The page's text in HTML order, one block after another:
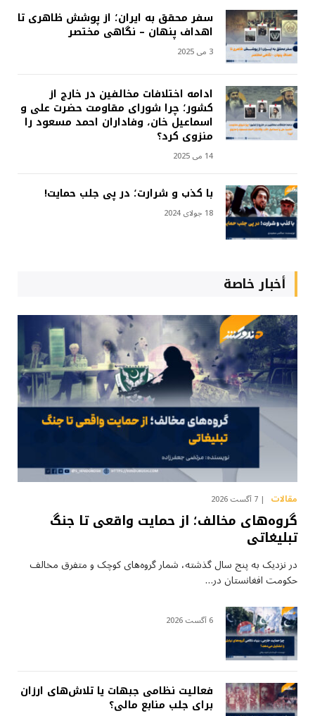
سفر محقق به ایران؛ از پوشش ظاهری تا
اهداف پنهان – نگاهی مختصر
3 می 2025
ادامه اختلافات مخالفین در خارج از
کشور؛ چرا شورای مقاومت حضرت علی و
اسماعیل خان، وفاداران احمد مسعود را
منزوی کرد؟
14 می 2025
با کذب و شرارت؛ در پی جلب حمایت!
18 جولای 2024
أخبار خاصة
مقالات 7 آگست 2026
گروه‌های مخالف؛ از حمایت واقعی تا جنگ
تبلیغاتی
در نزدیک به پنج سال گذشته، شمار گروه‌های کوچک و متفرق مخالف
حکومت افغانستان در…
6 آگست 2026
فعالیت نظامی جبهات یا تلاش‌های ارزان
برای جلب منابع مالی؟